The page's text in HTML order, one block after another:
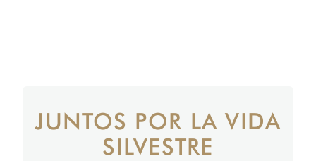
JUNTOS POR LA VIDA
SILVESTRE